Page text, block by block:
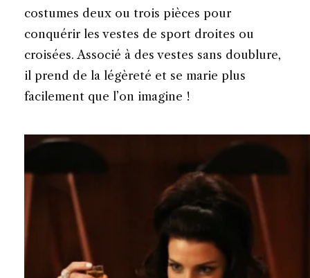
costumes deux ou trois pièces pour
conquérir les vestes de sport droites ou
croisées. Associé à des vestes sans doublure,
il prend de la légèreté et se marie plus
facilement que l’on imagine !